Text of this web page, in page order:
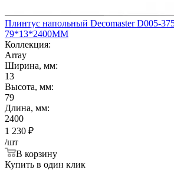
Плинтус напольный Decomaster D005-
79*13*2400ММ
Коллекция:
Array
Ширина, мм:
13
Высота, мм:
79
Длина, мм:
2400
1 230 ₽
/шт
В корзину
Купить в один клик